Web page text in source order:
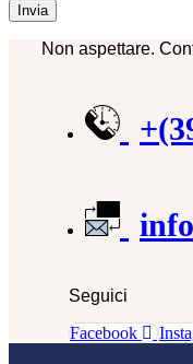
Invia
Non aspettare.
Seguici
Facebook